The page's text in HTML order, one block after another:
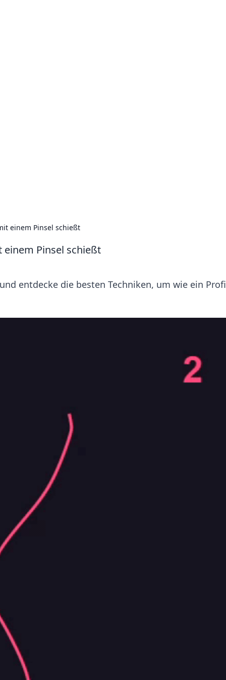
einem Pinsel schießt
einem Pinsel schießt
entdecke die besten Techniken, um wie ein